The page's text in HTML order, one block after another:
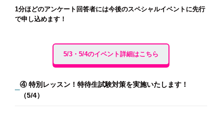
1分ほどのアンケート回答者には今後のスペシャルイベントに先行
で申し込めます！
5/3・5/4のイベント詳細はこちら
④ 特別レッスン！特待生試験対策を実施いたします！
（5/4）